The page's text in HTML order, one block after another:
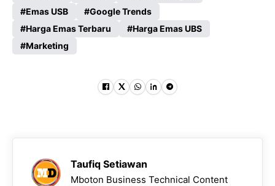
Emas USB
Google Trends
Harga Emas Terbaru
Harga Emas UBS
Marketing
Taufiq Setiawan
Mboton Business Technical Content